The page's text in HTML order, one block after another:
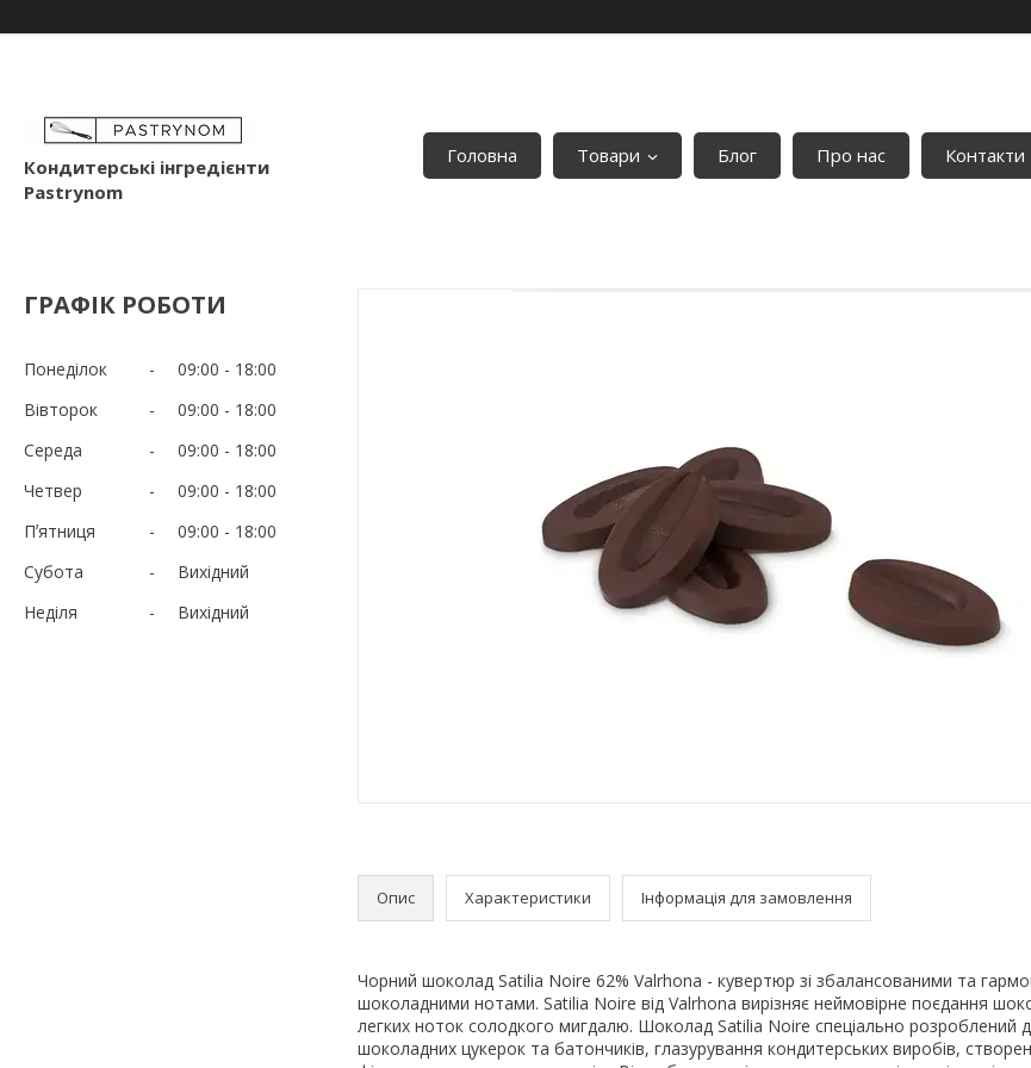
Кондитерські інгредієнти
Pastrynom
Головна Товари Блог Про нас Контакти
ГРАФІК РОБОТИ
Понеділок 09:00
18:00
Вівторок
09:00
18:00
Середа
09:00
18:00
Четвер
09:00
18:00
Пʼятниця
09:00
18:00
Субота
Вихідний
Неділя
Вихідний
Опис Характеристики Інформація для замовлення
Чорний шоколад Satilia Noire 62% Valrhona - кувертюр зі збалансованими та
шоколадними нотами. Satilia Noire від Valrhona вирізняє неймовірне поєдання
легких ноток солодкого мигдалю. Шоколад Satilia Noire спеціально розроблений
шоколадних цукерок та батончиків, глазурування кондитерських виробів,